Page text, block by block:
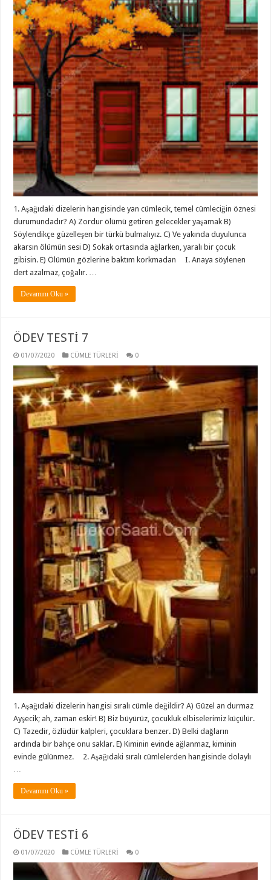
1. Aşağıdaki dizelerin hangisinde yan cümlecik, temel cümleciğin öznesi
durumundadır? A) Zordur ölümü getiren gelecekler yaşamak B)
Söylendikçe güzelleşen bir türkü bulmalıyız. C) Ve yakında duyulunca
akarsın ölümün sesi D) Sokak ortasında ağlarken, yaralı bir çocuk
gibisin. E) Ölümün gözlerine baktım korkmadan I. Anaya söylenen
dert azalmaz, çoğalır. …
Devamını Oku »
ÖDEV TESTİ 7
01/07/2020 CÜMLE TÜRLERİ 0
1. Aşağıdaki dizelerin hangisi sıralı cümle değildir? A) Güzel an durmaz
Ayşecik; ah, zaman eskir! B) Biz büyürüz, çocukluk elbiselerimiz küçülür.
C) Tazedir, özlüdür kalpleri, çocuklara benzer. D) Belki dağların
ardında bir bahçe onu saklar. E) Kiminin evinde ağlanmaz, kiminin
evinde gülünmez. 2. Aşağıdaki sıralı cümlelerden hangisinde dolaylı
Devamını Oku »
ÖDEV TESTİ 6
01/07/2020 CÜMLE TÜRLERİ 0